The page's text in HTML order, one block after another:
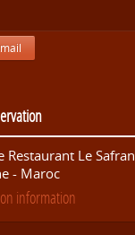
Restaurant Le Safran
- Maroc
information